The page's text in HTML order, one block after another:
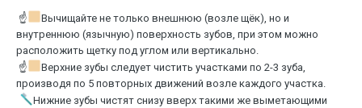
☝
Вычищайте не только внешнюю (возле щёк), но и
внутреннюю (язычную) поверхность зубов, при этом можно
расположить щетку под углом или вертикально.
☝
Верхние зубы следует чистить участками по 2-3 зуба,
производя по 5 повторных движений возле каждого участка.
Нижние зубы чистят снизу вверх такими же выметающими